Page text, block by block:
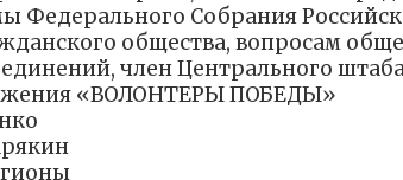
Федерального Собрания
общества, вопросам
член Центрального
«ВОЛОНТЕРЫ ПОБЕДЫ»